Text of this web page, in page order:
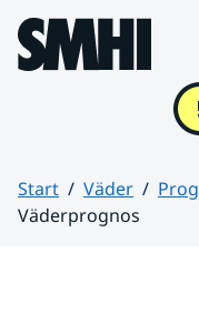
Hoppa till sidans innehåll
Start Väder
Väderprognos